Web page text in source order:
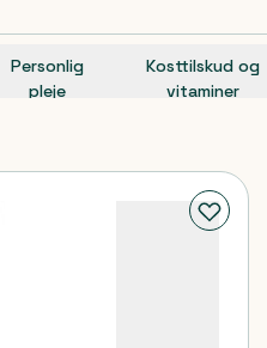
Personlig
pleje
Kosttilskud og
vitaminer